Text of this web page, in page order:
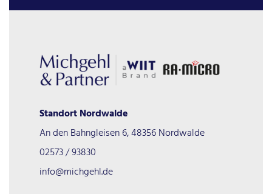
Standort Nordwalde
An den Bahngleisen 6, 48356 Nordwalde
02573 / 93830
info@michgehl.de